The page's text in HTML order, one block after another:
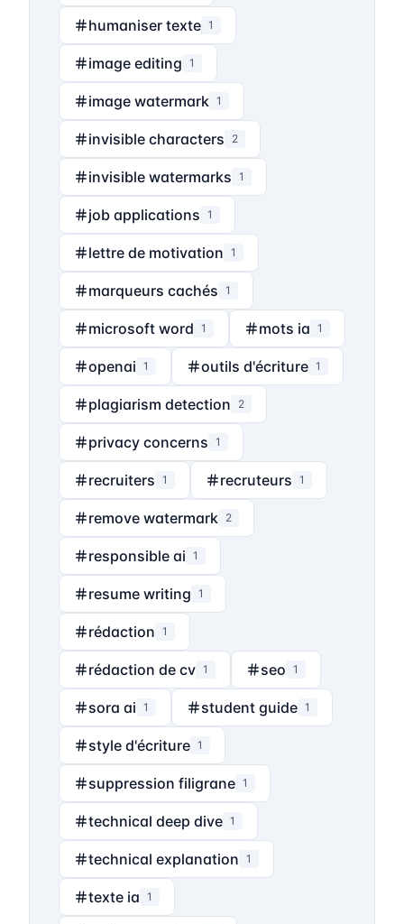
humaniser texte 1
image editing 1
image watermark 1
invisible characters 2
invisible watermarks 1
job applications 1
lettre de motivation 1
marqueurs cachés 1
microsoft word 1 mots ia 1
openai 1 outils d'écriture 1
plagiarism detection 2
privacy concerns 1
recruiters 1 recruteurs 1
remove watermark 2
responsible ai 1
resume writing 1
rédaction 1
rédaction de cv 1 seo 1
sora ai 1 student guide 1
style d'écriture 1
suppression filigrane 1
technical deep dive 1
technical explanation 1
texte ia 1